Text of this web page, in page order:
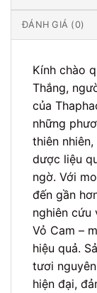
ĐÁNH GIÁ (0)
Kính chào
Thắng,
của
những
thiên
dược liệu
ngờ. Với
đến gần
nghiên cứu
Vỏ Cam –
hiệu quả.
tươi
hiện đại,